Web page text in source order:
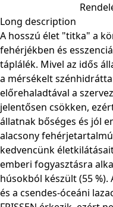
Long description
A hosszú élet "titka" a
fehérjékben és
táplálék. Mivel az idős
a mérsékelt
előrehaladtával a
jelentősen csökken,
állatnak bőséges és jól
alacsony
kedvencünk
emberi fogyasztásra
húsokból készült (55 %).
és a csendes-óceáni